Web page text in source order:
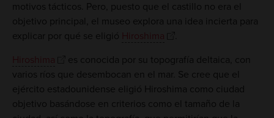
motivos tácticos. Pero, puesto que el castillo no era el
objetivo principal, el museo explora una idea incierta para
explicar por qué se eligió Hiroshima
Hiroshima
es conocida por su topografía deltaica, con
varios ríos que desembocan en el mar. Se cree que el
ejército estadounidense eligió Hiroshima como ciudad
objetivo basándose en criterios como el tamaño de la